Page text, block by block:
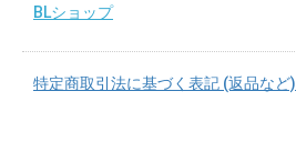
BLショップ
特定商取引法に基づく表記 (返品など)